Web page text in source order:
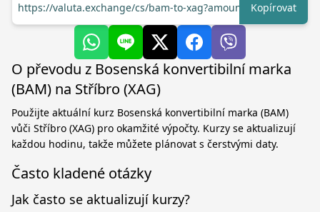
https://valuta.exchange/cs/bam-to-xag?amount=1Kopírovat
O převodu z Bosenská konvertibilní marka
(BAM) na Stříbro (XAG)
Použijte aktuální kurz Bosenská konvertibilní marka (BAM)
vůči Stříbro (XAG) pro okamžité výpočty. Kurzy se aktualizují
každou hodinu, takže můžete plánovat s čerstvými daty.
Často kladené otázky
Jak často se aktualizují kurzy?